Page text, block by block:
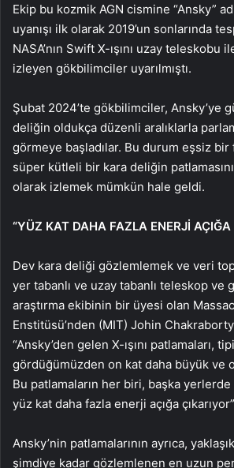
Ekip bu kozmik AGN cismine “Ansky”
uyanışı ilk olarak 2019’un sonlarında
NASA’nın Swift X-ışını uzay teleskobu
izleyen gökbilimciler uyarılmıştı.
Şubat 2024’te gökbilimciler, Ansky’ye
deliğin oldukça düzenli aralıklarla
görmeye başladılar. Bu durum eşsiz bir
süper kütleli bir kara deliğin
olarak izlemek mümkün hale geldi.
“YÜZ KAT DAHA FAZLA ENERJİ AÇIĞA
Dev kara deliği gözlemlemek ve veri
yer tabanlı ve uzay tabanlı teleskop ve
araştırma ekibinin bir üyesi olan
Enstitüsü’nden (MIT) Johin
“Ansky’den gelen X-ışını patlamaları,
gördüğümüzden on kat daha büyük ve
Bu patlamaların her biri, başka
yüz kat daha fazla enerji açığa çıkarıyor”
Ansky’nin patlamalarının ayrıca,
şimdiye kadar gözlemlenen en uzun